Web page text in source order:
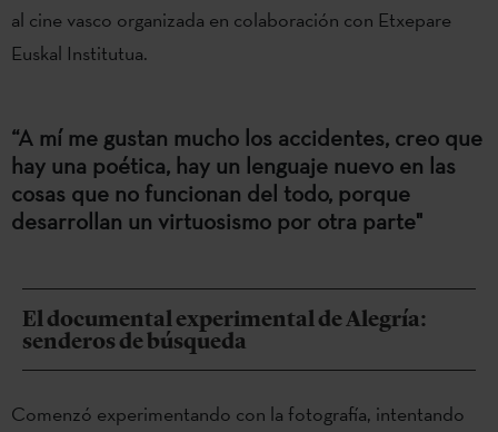
al cine vasco organizada en colaboración con Etxepare
Euskal Institutua.
“A mí me gustan mucho los accidentes, creo que
hay una poética, hay un lenguaje nuevo en las
cosas que no funcionan del todo, porque
desarrollan un virtuosismo por otra parte"
El documental experimental de Alegría:
senderos de búsqueda
Comenzó experimentando con la fotografía, intentando